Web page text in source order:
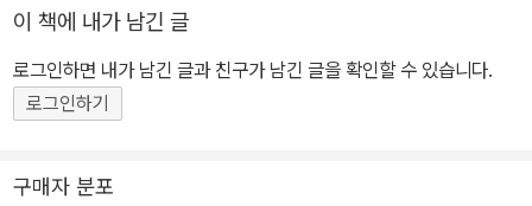
이 책에 내가 남긴 글
로그인하면 내가 남긴 글과 친구가 남긴 글을 확인할 수 있습니다.
로그인하기
구매자 분포